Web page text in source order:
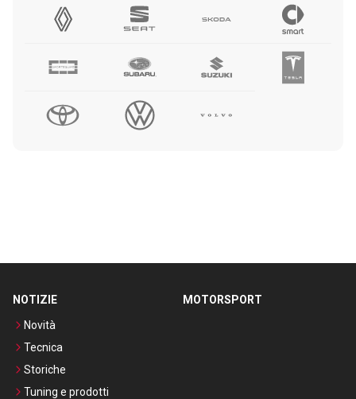
NOTIZIE
Novità
Tecnica
Storiche
Tuning e prodotti
MOTORSPORT